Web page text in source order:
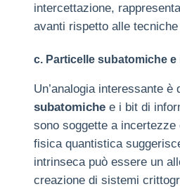
intercettazione,
avanti rispetto alle
c. Particelle subatomiche
Un’analogia interessante è
subatomiche e i bit di
sono soggette a incertezze
fisica quantistica
intrinseca può essere un
creazione di sistemi